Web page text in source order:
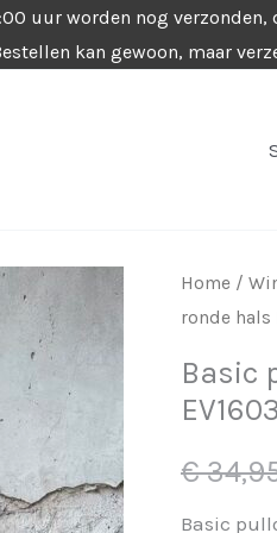
uur worden nog
kan gewoon, maar
Home /
ronde hals
Basic
€
Basic